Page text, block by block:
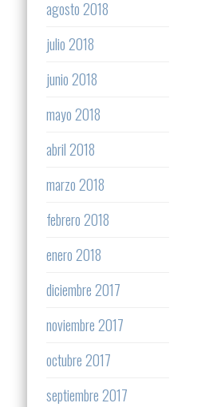
agosto 2018
julio 2018
junio 2018
mayo 2018
abril 2018
marzo 2018
febrero 2018
enero 2018
diciembre 2017
noviembre 2017
octubre 2017
septiembre 2017